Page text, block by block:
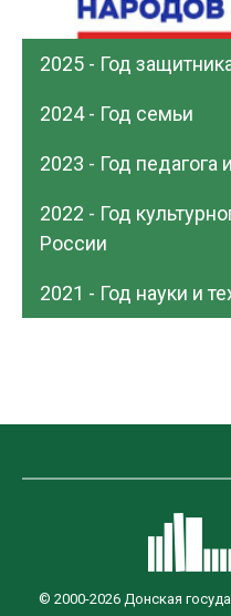
2025 - Год
2024 - Год семьи
2023 - Год педагога
2022 - Год
России
2021 - Год науки и
© 2000-2026 Донская